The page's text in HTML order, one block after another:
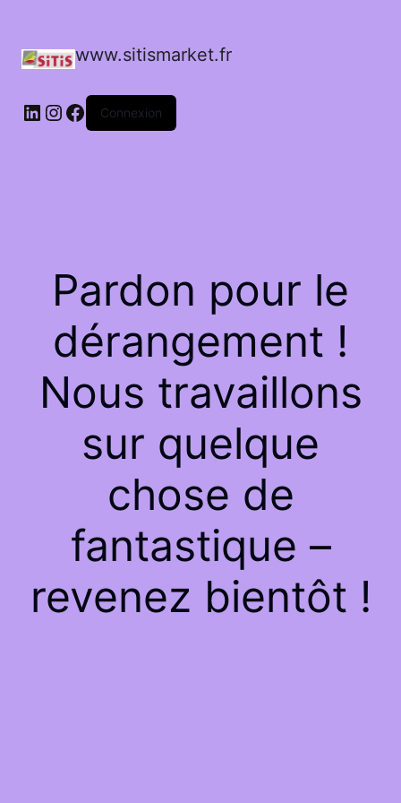
www.sitismarket.fr
LinkedIn
Instagram
Facebook
Connexion
Pardon pour le
dérangement !
Nous travaillons
sur quelque
chose de
fantastique –
revenez bientôt !